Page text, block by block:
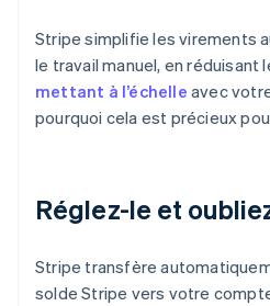
Stripe simplifie les virements
le travail manuel, en réduisant
mettant à l’échelle avec
pourquoi cela est précieux
Réglez-le et
Stripe transfère
solde Stripe vers votre